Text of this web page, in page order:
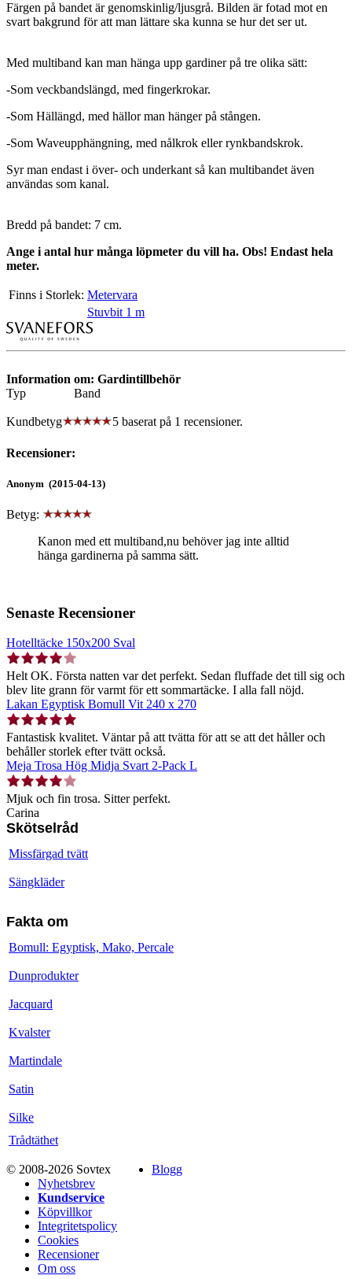
Färgen på bandet är genomskinlig/ljusgrå. Bilden är fotad mot en
svart bakgrund för att man lättare ska kunna se hur det ser ut.
Med multiband kan man hänga upp gardiner på tre olika sätt:
-Som veckbandslängd, med fingerkrokar.
-Som Hällängd, med hällor man hänger på stången.
-Som Waveupphängning, med nålkrok eller rynkbandskrok.
Syr man endast i över- och underkant så kan multibandet även
användas som kanal.
Bredd på bandet: 7 cm.
Ange i antal hur många löpmeter du vill ha. Obs! Endast hela
meter.
Finns i Storlek: Metervara
Stuvbit 1 m
Information om: Gardintillbehör
Typ
Band
Kundbetyg 5 baserat på 1 recensioner.
Recensioner:
Anonym (2015-04-13)
Betyg:
Kanon med ett multiband,nu behöver jag inte alltid
hänga gardinerna på samma sätt.
Senaste Recensioner
Hotelltäcke 150x200 Sval
Helt OK. Första natten var det perfekt. Sedan fluffade det till sig och
blev lite grann för varmt för ett sommartäcke. I alla fall nöjd.
Lakan Egyptisk Bomull Vit 240 x 270
Fantastisk kvalitet. Väntar på att tvätta för att se att det håller och
behåller storlek efter tvätt också.
Meja Trosa Hög Midja Svart 2-Pack L
Mjuk och fin trosa. Sitter perfekt.
Carina
Skötselråd
Missfärgad tvätt
Sängkläder
Fakta om
Bomull: Egyptisk, Mako, Percale
Dunprodukter
Jacquard
Kvalster
Martindale
Satin
Silke
Trådtäthet
© 2008-2026 Sovtex
Blogg
Nyhetsbrev
Kundservice
Köpvillkor
Integritetspolicy
Cookies
Recensioner
Om oss